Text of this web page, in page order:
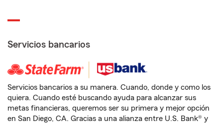
Servicios bancarios
Servicios bancarios a su manera. Cuando, donde y como los
quiera. Cuando esté buscando ayuda para alcanzar sus
metas financieras, queremos ser su primera y mejor opción
en San Diego, CA. Gracias a una alianza entre U.S. Bank® y